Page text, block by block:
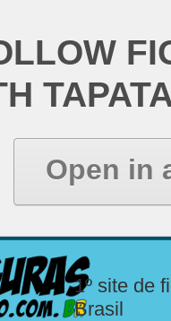
Open in
1º site de
Brasil